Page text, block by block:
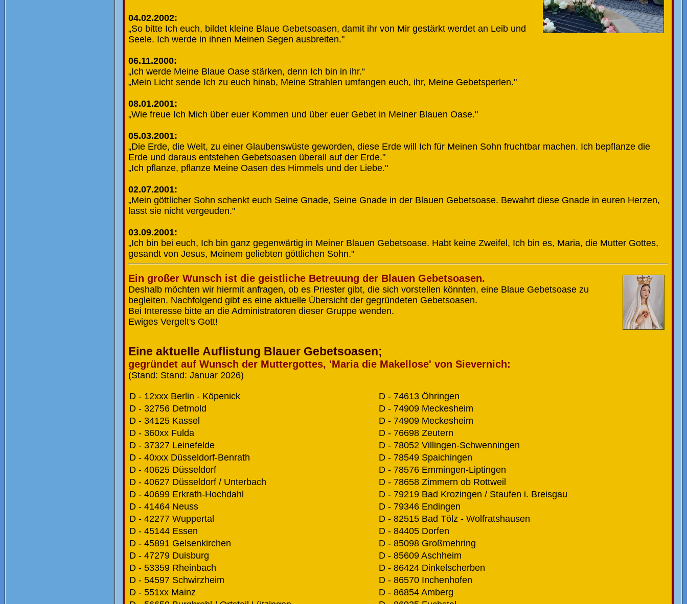
04.02.2002:
„So bitte Ich euch, bildet kleine Blaue Gebetsoasen, damit ihr von Mir gestärkt werdet an Leib und
Seele. Ich werde in ihnen Meinen Segen ausbreiten."
06.11.2000:
„Ich werde Meine Blaue Oase stärken, denn Ich bin in ihr.“
„Mein Licht sende Ich zu euch hinab, Meine Strahlen umfangen euch, ihr, Meine Gebetsperlen."
08.01.2001:
„Wie freue Ich Mich über euer Kommen und über euer Gebet in Meiner Blauen Oase."
05.03.2001:
„Die Erde, die Welt, zu einer Glaubenswüste geworden, diese Erde will Ich für Meinen Sohn fruchtbar machen. Ich bepflanze die
Erde und daraus entstehen Gebetsoasen überall auf der Erde."
„Ich pflanze, pflanze Meine Oasen des Himmels und der Liebe."
02.07.2001:
„Mein göttlicher Sohn schenkt euch Seine Gnade, Seine Gnade in der Blauen Gebetsoase. Bewahrt diese Gnade in euren Herzen,
lasst sie nicht vergeuden."
03.09.2001:
„Ich bin bei euch, Ich bin ganz gegenwärtig in Meiner Blauen Gebetsoase. Habt keine Zweifel, Ich bin es, Maria, die Mutter Gottes,
gesandt von Jesus, Meinem geliebten göttlichen Sohn."
Ein großer Wunsch ist die geistliche Betreuung der Blauen Gebetsoasen.
Deshalb möchten wir hiermit anfragen, ob es Priester gibt, die sich vorstellen könnten, eine Blaue Gebetsoase zu
begleiten. Nachfolgend gibt es eine aktuelle Übersicht der gegründeten Gebetsoasen.
Bei Interesse bitte an die Administratoren dieser Gruppe wenden.
Ewiges Vergelt's Gott!
Eine aktuelle Auflistung Blauer Gebetsoasen;
gegründet auf Wunsch der Muttergottes, 'Maria die Makellose' von Sievernich:
(Stand: Stand: Januar 2026)
D - 12xxx Berlin - Köpenick
D - 32756 Detmold
D - 34125 Kassel
D - 360xx Fulda
D - 37327 Leinefelde
D - 40xxx Düsseldorf-Benrath
D - 40625 Düsseldorf
D - 40627 Düsseldorf / Unterbach
D - 40699 Erkrath-Hochdahl
D - 41464 Neuss
D - 42277 Wuppertal
D - 45144 Essen
D - 45891 Gelsenkirchen
D - 47279 Duisburg
D - 53359 Rheinbach
D - 54597 Schwirzheim
D - 551xx Mainz
D - 74613 Öhringen
D - 74909 Meckesheim
D - 74909 Meckesheim
D - 76698 Zeutern
D - 78052 Villingen-Schwenningen
D - 78549 Spaichingen
D - 78576 Emmingen-Liptingen
D - 78658 Zimmern ob Rottweil
D - 79219 Bad Krozingen / Staufen i. Breisgau
D - 79346 Endingen
D - 82515 Bad Tölz - Wolfratshausen
D - 84405 Dorfen
D - 85098 Großmehring
D - 85609 Aschheim
D - 86424 Dinkelscherben
D - 86570 Inchenhofen
D - 86854 Amberg